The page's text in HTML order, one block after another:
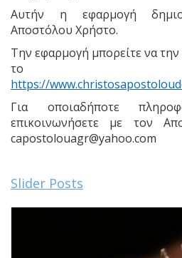
Αυτήν η εφαρμογή
Αποστόλου Χρήστο.
Την εφαρμογή μπορείτε να
το
https://
Για οποιαδήποτε
επικοινωνήσετε με τον
capostolouagr@yahoo.com
Slider Posts